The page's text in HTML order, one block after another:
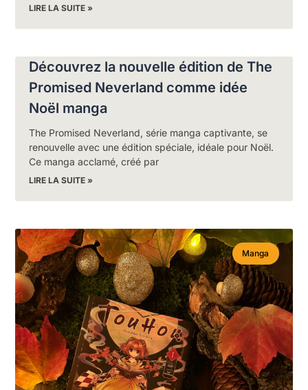
LIRE LA SUITE »
Découvrez la nouvelle édition de The
Promised Neverland comme idée
Noël manga
The Promised Neverland, série manga captivante, se
renouvelle avec une édition spéciale, idéale pour Noël.
Ce manga acclamé, créé par
LIRE LA SUITE »
Manga